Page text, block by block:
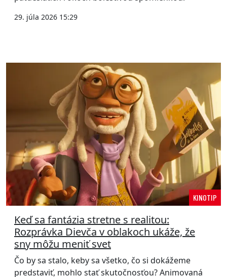
29. júla 2026 15:29
KINOTIP
Keď sa fantázia stretne s realitou:
Rozprávka Dievča v oblakoch ukáže, že
sny môžu meniť svet
Čo by sa stalo, keby sa všetko, čo si dokážeme
predstaviť, mohlo stať skutočnosťou? Animovaná